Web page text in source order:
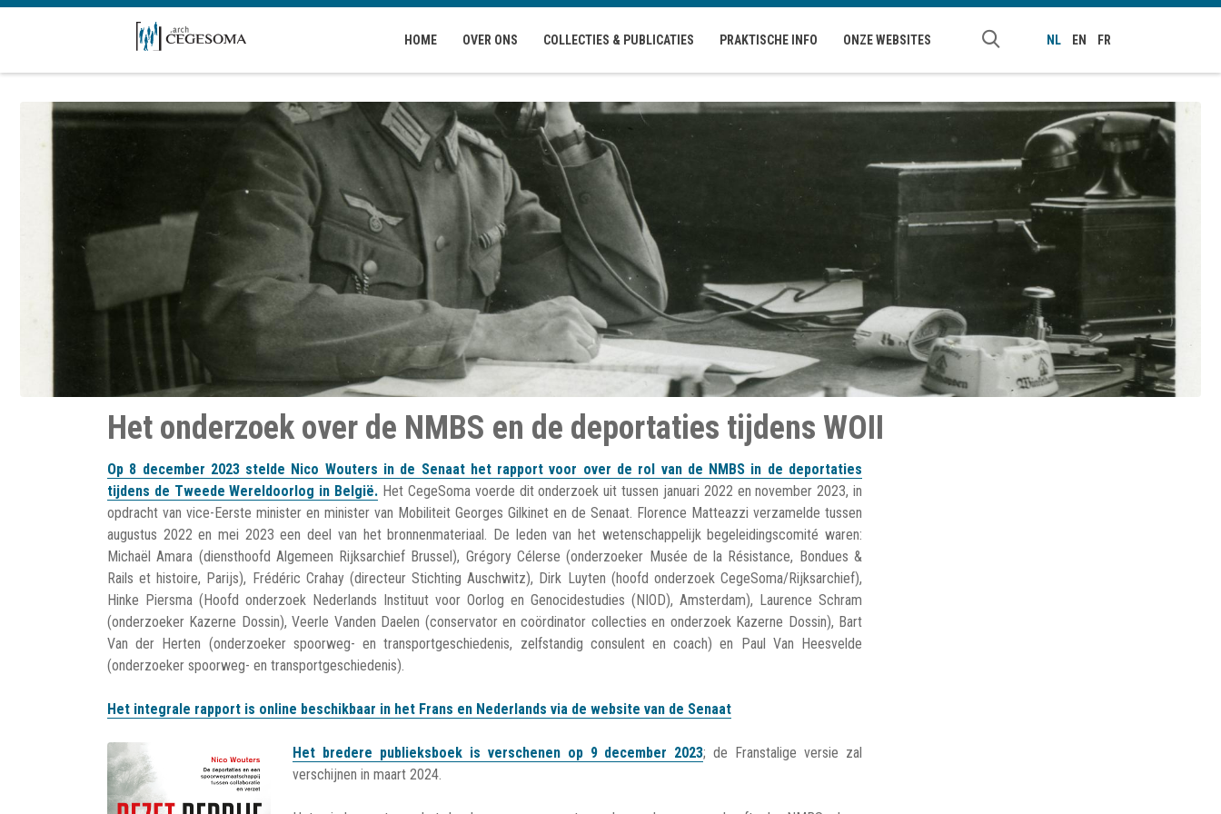
Overslaan en naar de inhoud gaan
HOME OVER ONS COLLECTIES & PUBLICATIES PRAKTISCHE INFO ONZE WEBSITES NL EN FR
Het onderzoek over de NMBS en de deportaties tijdens WOII
Op 8 december 2023 stelde Nico Wouters in de Senaat het rapport voor over de rol van de NMBS in de deportaties
tijdens de Tweede Wereldoorlog in België. Het CegeSoma voerde dit onderzoek uit tussen januari 2022 en november 2023, in
opdracht van vice-Eerste minister en minister van Mobiliteit Georges Gilkinet en de Senaat. Florence Matteazzi verzamelde tussen
augustus 2022 en mei 2023 een deel van het bronnenmateriaal. De leden van het wetenschappelijk begeleidingscomité waren:
Michaël Amara (diensthoofd Algemeen Rijksarchief Brussel), Grégory Célerse (onderzoeker Musée de la Résistance, Bondues &
Rails et histoire, Parijs), Frédéric Crahay (directeur Stichting Auschwitz), Dirk Luyten (hoofd onderzoek CegeSoma/Rijksarchief),
Hinke Piersma (Hoofd onderzoek Nederlands Instituut voor Oorlog en Genocidestudies (NIOD), Amsterdam), Laurence Schram
(onderzoeker Kazerne Dossin), Veerle Vanden Daelen (conservator en coördinator collecties en onderzoek Kazerne Dossin), Bart
Van der Herten (onderzoeker spoorweg- en transportgeschiedenis, zelfstandig consulent en coach) en Paul Van Heesvelde
(onderzoeker spoorweg- en transportgeschiedenis).
Het integrale rapport is online beschikbaar in het Frans en Nederlands via de website van de Senaat
Het bredere publieksboek is verschenen op 9 december 2023; de Franstalige versie zal
verschijnen in maart 2024.